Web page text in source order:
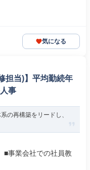
気になる
担当)】平均勤続年
事
の再構築をリードし、
■事業会社での社員教